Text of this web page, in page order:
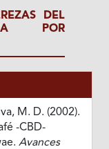
DEL
POR
M. D. (2002).
-CBD-
Avances